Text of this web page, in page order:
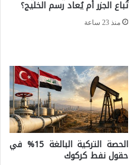
تُباع الجزر أم يُعاد رسم الخليج؟
منذ 23 ساعة
الحصة التركية البالغة 15% في
حقول نفط كركوك